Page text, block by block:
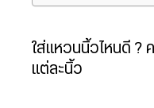
ใส่แหวนนิ้วไหนดี ?
แต่ละนิ้ว